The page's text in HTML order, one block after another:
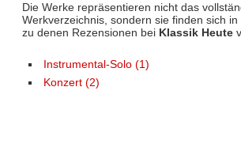
Die Werke repräsentieren nicht das
Werkverzeichnis, sondern sie finden sich in
zu denen Rezensionen bei Klassik Heute
Instrumental-Solo (1)
Konzert (2)